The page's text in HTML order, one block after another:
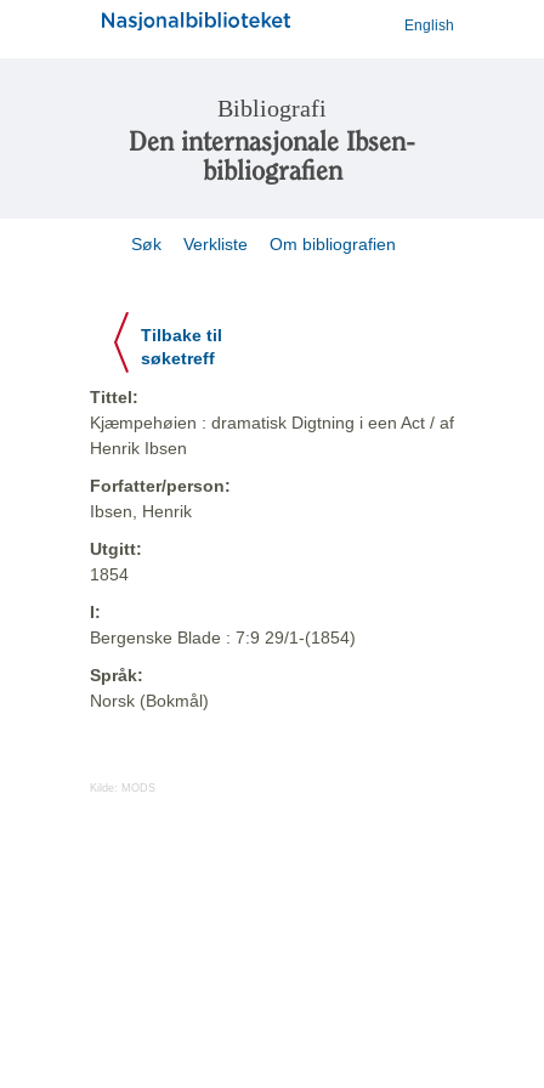
English
Bibliografi
Den internasjonale Ibsen-
bibliografien
Søk Verkliste Om bibliografien
Tilbake til
søketreff
Tittel:
Kjæmpehøien : dramatisk Digtning i een Act / af
Henrik Ibsen
Forfatter/person:
Ibsen, Henrik
Utgitt:
1854
I:
Bergenske Blade : 7:9 29/1-(1854)
Språk:
Norsk (Bokmål)
Kilde: MODS